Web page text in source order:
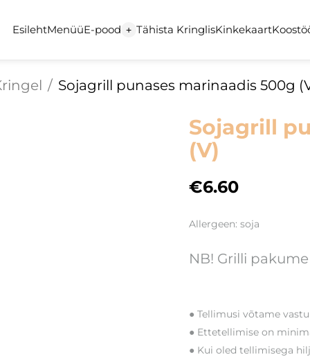
EsilehtMenüüE-pood + Tähista KringlisKinkekaart
/ Sojagrill punases marinaadis 500g
Sojagrill
(V)
€6.60
Allergeen: soja
NB! Grilli
● Tellimusi võtame vastu
● Ettetellimise on
● Kui oled tellimisega